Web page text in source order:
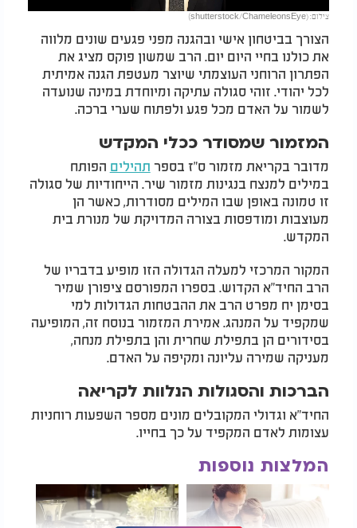
Video
צילום: (shutterstock/ChameleonsEye)
הצורך בביטחון אישי ובהגנה מפני פגעים שונים מלווה
את כולנו בחיי היום יום. הרב שמשון פוקס מציג את
הפתרון הרוחני העוצמתי שיוצר מעטפת הגנה אמיתית
לכל יהודי. זוהי סגולה עתיקה ומיוחדת במינה שנועדה
לשמור על האדם מכל פגע ולפתוח שערי ברכה.
המזמור שמסודר ככלי המקדש
מדובר בקריאת מזמור ס"ז בספר תהילים הפותח
במילים למנצח בנגינות מזמור שיר. הייחודיות של סגולה
זו טמונה באופן שבו המילים מסודרות, כאשר הן
מעוצבות ומודפסות בצורה המדויקת של מנורת בית
המקדש.
המקור המרכזי למעלה הגדולה הזו מופיע בדבריו של
הרב החיד"א הקדוש. בספרו המפורסם ציפורן שמיר
בסימן יח מפרט הרב את ההבטחות הגדולות למי
שמקפיד על המנהג. אמירת המזמור בנוסח זה, המופיעה
בסידורים הן בתפילת שחרית והן בתפילת מנחה,
מעניקה שמירה עליונה ומקיפה על האדם.
הברכות והסגולות הנלוות לקריאה
החיד"א וגדולי המקובלים מונים מספר השפעות רוחניות
עצומות לאדם המקפיד על כך בחייו.
המלצות נוספות